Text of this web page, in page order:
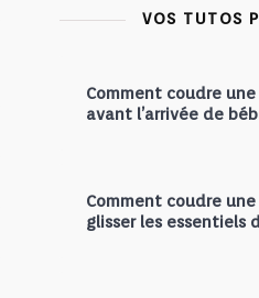
VOS TUTOS
Comment coudre
avant l’arrivée de
Comment coudre
glisser les essentiels